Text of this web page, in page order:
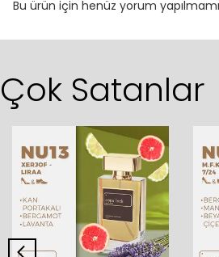
Bu ürün için henüz yorum
Çok Satanlar